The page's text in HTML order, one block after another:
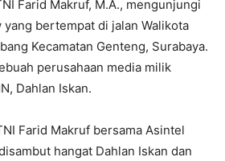
Farid Makruf, M.A., mengunjungi
yang bertempat di jalan Walikota
Kecamatan Genteng, Surabaya.
perusahaan media milik
Dahlan Iskan.
Farid Makruf bersama Asintel
hangat Dahlan Iskan dan